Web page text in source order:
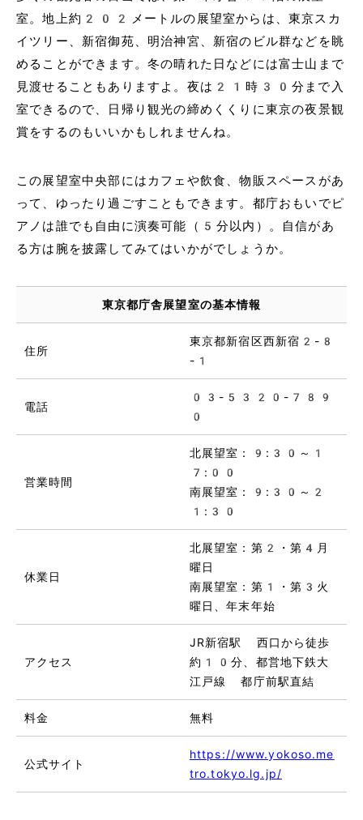
室。地上約202メートルの展望室からは、東京スカ
イツリー、新宿御苑、明治神宮、新宿のビル群などを眺
めることができます。冬の晴れた日などには富士山まで
見渡せることもありますよ。夜は21時30分まで入
室できるので、日帰り観光の締めくくりに東京の夜景観
賞をするのもいいかもしれませんね。
この展望室中央部にはカフェや飲食、物販スペースがあ
って、ゆったり過ごすこともできます。都庁おもいでピ
アノは誰でも自由に演奏可能（5分以内）。自信があ
る方は腕を披露してみてはいかがでしょうか。
東京都庁舎展望室の基本情報
住所
東京都新宿区西新宿2-8
-1
電話
03-5320-789
0
営業時間
北展望室：9:30～1
7:00
南展望室：9:30～2
1:30
休業日
北展望室：第2・第4月
曜日
南展望室：第1・第3火
曜日、年末年始
アクセス
JR新宿駅 西口から徒歩
約10分、都営地下鉄大
江戸線 都庁前駅直結
料金 無料
公式サイト
https://www.yokoso.me
tro.tokyo.lg.jp/